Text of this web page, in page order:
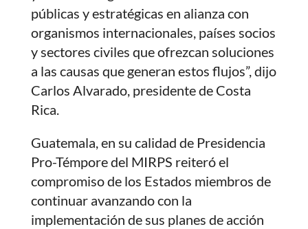
públicas y estratégicas en alianza con
organismos internacionales, países socios
y sectores civiles que ofrezcan soluciones
a las causas que generan estos flujos”, dijo
Carlos Alvarado, presidente de Costa
Rica.
Guatemala, en su calidad de Presidencia
Pro-Témpore del MIRPS reiteró el
compromiso de los Estados miembros de
continuar avanzando con la
implementación de sus planes de acción